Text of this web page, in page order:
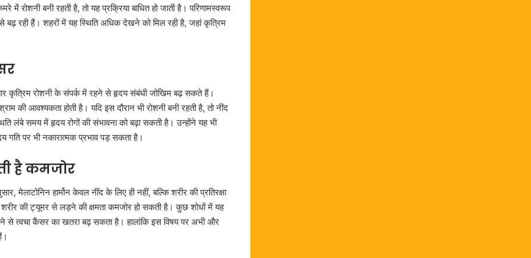
रोशनी बनी रहती है, तो यह प्रक्रिया बाधित हो जाती है। परिणामस्वरूप
रही हैं। शहरों में यह स्थिति अधिक देखने को मिल रही है, जहां कृत्रिम
कृत्रिम रोशनी के संपर्क में रहने से हृदय संबंधी जोखिम बढ़ सकते हैं।
की आवश्यकता होती है। यदि इस दौरान भी रोशनी बनी रहती है, तो नींद
लंबे समय में हृदय रोगों की संभावना को बढ़ा सकती है। उन्होंने यह भी
गति पर भी नकारात्मक प्रभाव पड़ सकता है।
है कमजोर
मेलाटोनिन हार्मोन केवल नींद के लिए ही नहीं, बल्कि शरीर की प्रतिरक्षा
शरीर की ट्यूमर से लड़ने की क्षमता कमजोर हो सकती है। कुछ शोधों में यह
त्वचा कैंसर का खतरा बढ़ सकता है। हालांकि इस विषय पर अभी और